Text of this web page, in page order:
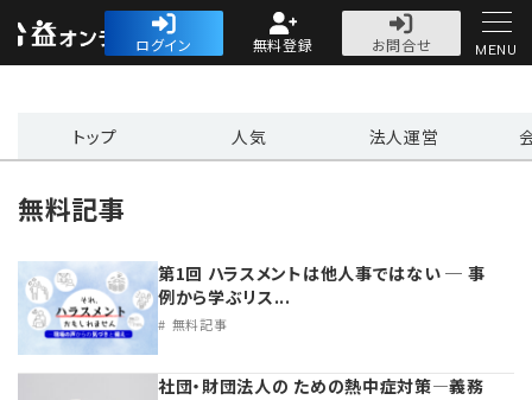
公益・一般法人オ
ログイン 無料登録
お問合せ
人気記事
法人運営
MENU
トップ 人気 法人運営
無料記事
第1回 ハラスメントは他人事ではない ─ 事
例から学ぶリス...
無料記事
社団・財団法人の ための熱中症対策―義務